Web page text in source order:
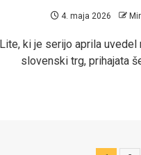
4. maja 2026
ki je serijo aprila uvedel
slovenski trg, prihajata